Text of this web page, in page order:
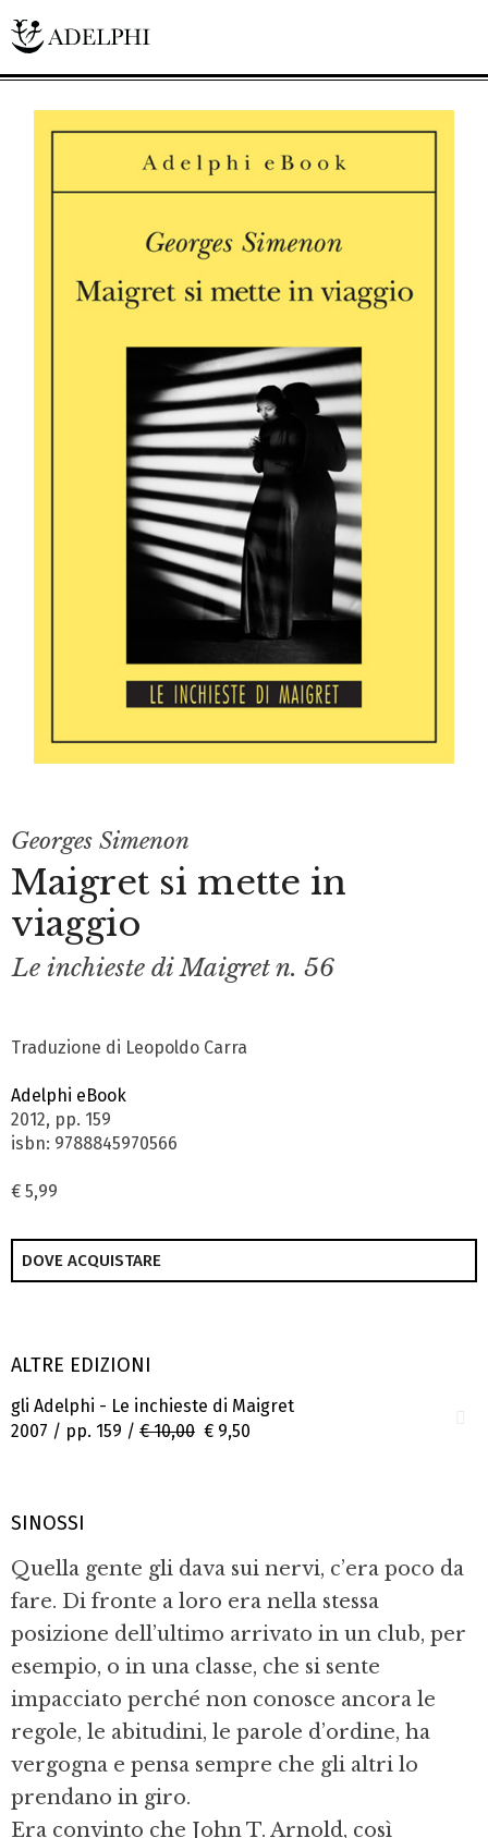
Georges Simenon
Maigret si mette in
viaggio
Le inchieste di Maigret n. 56
Traduzione di Leopoldo Carra
Adelphi eBook
2012, pp. 159
isbn: 9788845970566
€ 5,99
DOVE ACQUISTARE
ALTRE EDIZIONI
gli Adelphi - Le inchieste di Maigret
2007 / pp. 159 / € 10,00 € 9,50
SINOSSI
Quella gente gli dava sui nervi, c’era poco da
fare. Di fronte a loro era nella stessa
posizione dell’ultimo arrivato in un club, per
esempio, o in una classe, che si sente
impacciato perché non conosce ancora le
regole, le abitudini, le parole d’ordine, ha
vergogna e pensa sempre che gli altri lo
prendano in giro.
Era convinto che John T. Arnold, così